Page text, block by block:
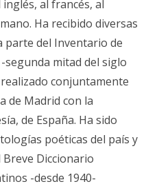
al francés, al
Ha recibido diversas
parte del Inventario de
segunda mitad del siglo
conjuntamente
de Madrid con la
de España. Ha sido
poéticas del país y
Diccionario
-desde 1940-